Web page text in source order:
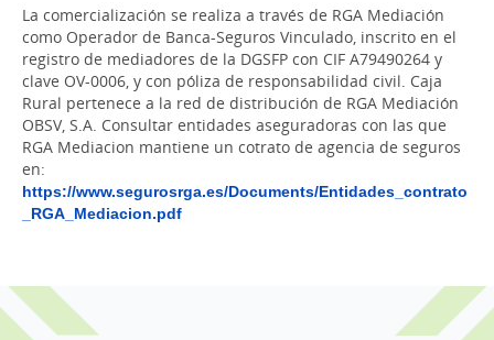
La comercialización se realiza a través de RGA Mediación
como Operador de Banca-Seguros Vinculado, inscrito en el
registro de mediadores de la DGSFP con CIF A79490264 y
clave OV-0006, y con póliza de responsabilidad civil. Caja
Rural pertenece a la red de distribución de RGA Mediación
OBSV, S.A. Consultar entidades aseguradoras con las que
RGA Mediacion mantiene un cotrato de agencia de seguros
en:
https://www.segurosrga.es/Documents/Entidades_contrato
_RGA_Mediacion.pdf